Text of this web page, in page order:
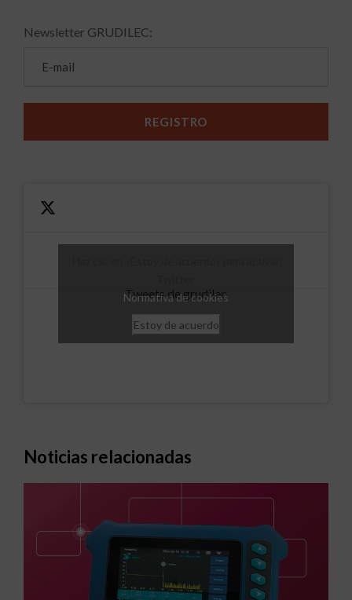
Newsletter GRUDILEC:
Tweets de grudilec
Normativa de cookies
Estoy de acuerdo
Noticias relacionadas